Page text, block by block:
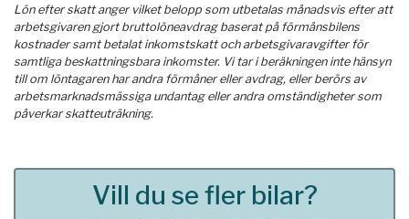
Lön efter skatt anger vilket belopp som utbetalas månadsvis efter att
arbetsgivaren gjort bruttolöneavdrag baserat på förmånsbilens
kostnader samt betalat inkomstskatt och arbetsgivaravgifter för
samtliga beskattningsbara inkomster. Vi tar i beräkningen inte hänsyn
till om löntagaren har andra förmåner eller avdrag, eller berörs av
arbetsmarknadsmässiga undantag eller andra omständigheter som
påverkar skatteuträkning.
Vill du se fler bilar?